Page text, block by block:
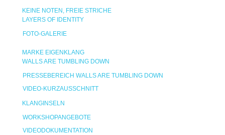
KEINE NOTEN, FREIE STRICHE
LAYERS OF IDENTITY
FOTO-GALERIE
MARKE EIGENKLANG
WALLS ARE TUMBLING DOWN
PRESSEBEREICH WALLS ARE TUMBLING DOWN
VIDEO-KURZAUSSCHNITT
KLANGINSELN
WORKSHOPANGEBOTE
VIDEODOKUMENTATION